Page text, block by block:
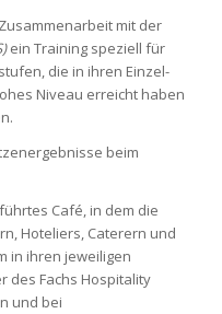
mit der
ein Training speziell für
die in ihren Einzel-
Niveau erreicht haben
beim
Café, in dem die
Hoteliers, Caterern und
in ihren jeweiligen
des Fachs Hospitality
und bei